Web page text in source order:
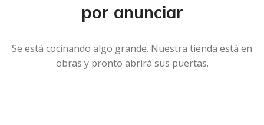
por anunciar
Se está cocinando algo grande. Nuestra tienda está en
obras y pronto abrirá sus puertas.